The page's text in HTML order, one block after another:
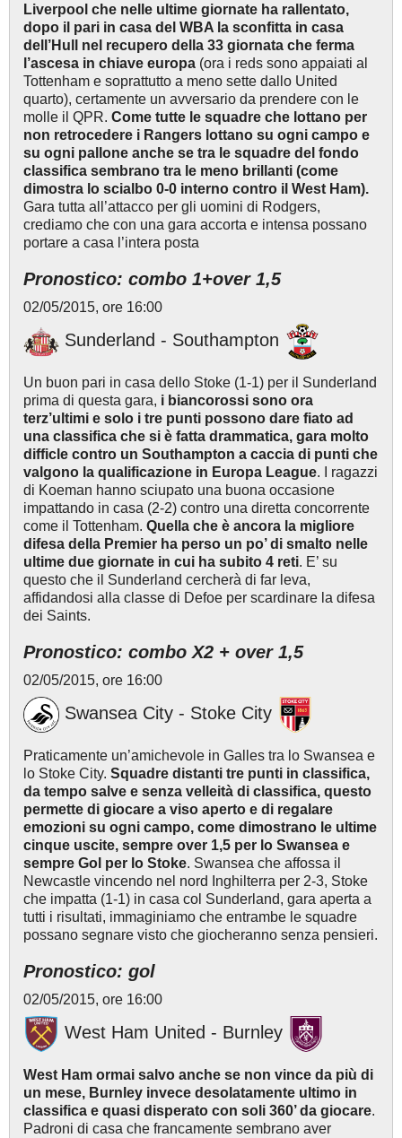
Liverpool che nelle ultime giornate ha rallentato,
dopo il pari in casa del WBA la sconfitta in casa
dell’Hull nel recupero della 33 giornata che ferma
l’ascesa in chiave europa (ora i reds sono appaiati al
Tottenham e soprattutto a meno sette dallo United
quarto), certamente un avversario da prendere con le
molle il QPR. Come tutte le squadre che lottano per
non retrocedere i Rangers lottano su ogni campo e
su ogni pallone anche se tra le squadre del fondo
classifica sembrano tra le meno brillanti (come
dimostra lo scialbo 0-0 interno contro il West Ham).
Gara tutta all’attacco per gli uomini di Rodgers,
crediamo che con una gara accorta e intensa possano
portare a casa l’intera posta
Pronostico: combo 1+over 1,5
02/05/2015, ore 16:00
Sunderland - Southampton
Un buon pari in casa dello Stoke (1-1) per il Sunderland
prima di questa gara, i biancorossi sono ora
terz’ultimi e solo i tre punti possono dare fiato ad
una classifica che si è fatta drammatica, gara molto
difficle contro un Southampton a caccia di punti che
valgono la qualificazione in Europa League. I ragazzi
di Koeman hanno sciupato una buona occasione
impattando in casa (2-2) contro una diretta concorrente
come il Tottenham. Quella che è ancora la migliore
difesa della Premier ha perso un po’ di smalto nelle
ultime due giornate in cui ha subito 4 reti. E’ su
questo che il Sunderland cercherà di far leva,
affidandosi alla classe di Defoe per scardinare la difesa
dei Saints.
Pronostico: combo X2 + over 1,5
02/05/2015, ore 16:00
Swansea City - Stoke City
Praticamente un’amichevole in Galles tra lo Swansea e
lo Stoke City. Squadre distanti tre punti in classifica,
da tempo salve e senza velleità di classifica, questo
permette di giocare a viso aperto e di regalare
emozioni su ogni campo, come dimostrano le ultime
cinque uscite, sempre over 1,5 per lo Swansea e
sempre Gol per lo Stoke. Swansea che affossa il
Newcastle vincendo nel nord Inghilterra per 2-3, Stoke
che impatta (1-1) in casa col Sunderland, gara aperta a
tutti i risultati, immaginiamo che entrambe le squadre
possano segnare visto che giocheranno senza pensieri.
Pronostico: gol
02/05/2015, ore 16:00
West Ham United - Burnley
West Ham ormai salvo anche se non vince da più di
un mese, Burnley invece desolatamente ultimo in
classifica e quasi disperato con soli 360’ da giocare.
Padroni di casa che francamente sembrano aver